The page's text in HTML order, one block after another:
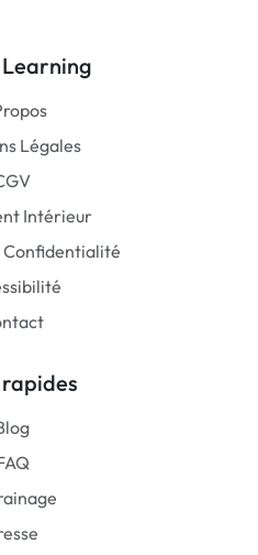
Légales
Intérieur
Confidentialité